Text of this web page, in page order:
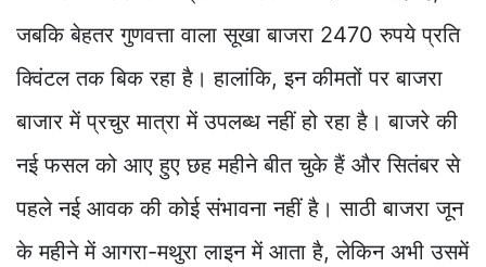
जबकि बेहतर गुणवत्ता वाला सूखा बाजरा 2470 रुपये प्रति
क्विंटल तक बिक रहा है। हालांकि, इन कीमतों पर बाजरा
बाजार में प्रचुर मात्रा में उपलब्ध नहीं हो रहा है। बाजरे की
नई फसल को आए हुए छह महीने बीत चुके हैं और सितंबर से
पहले नई आवक की कोई संभावना नहीं है। साठी बाजरा जून
के महीने में आगरा-मथुरा लाइन में आता है, लेकिन अभी उसमें